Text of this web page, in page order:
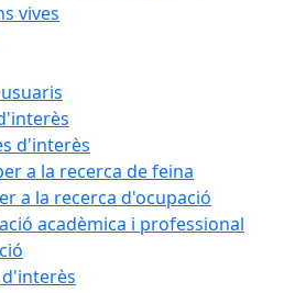
vives
d'interès
a la recerca de feina
a la recerca d'ocupació
acadèmica i professional